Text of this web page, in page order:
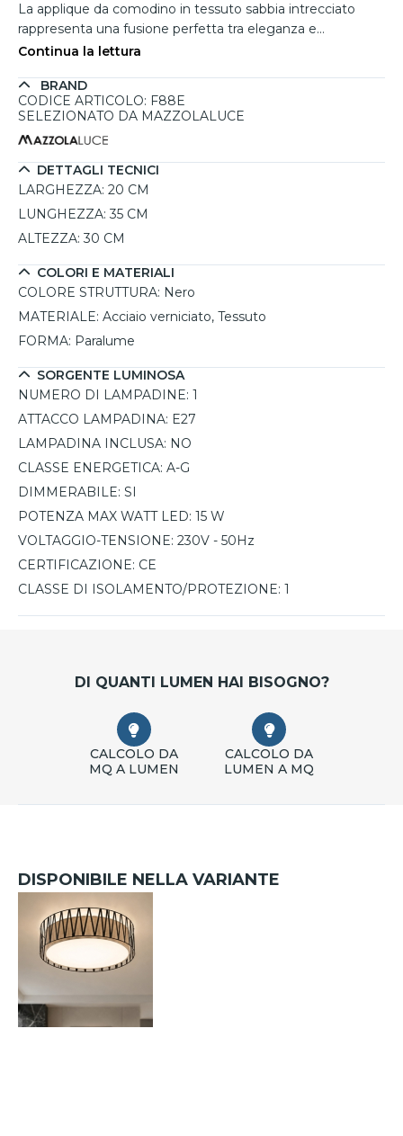
La applique da comodino in tessuto sabbia intrecciato
rappresenta una fusione perfetta tra eleganza e
funzionalità, ideale per arricchire l’atmosfera della camera
questa lampada svela un paralume in tessuto che gioca
con tonalità sabbia, portando una sensazione di calore e
dal boho al moderno, rendendola un complemento
d’arredo capace di adattarsi a diverse ambientazioni.
Grazie alla possibilità di utilizzare una lampadina E27 (non
inclusa), l’utente ha la libertà di scegliere l’intensità e la
protezione IP20 la rende adatta per ambienti interni,
mentre il suo interruttore integrato offre comodità
nell'accensione. Perfetta per un comodino, offre
Continua la lettura
BRAND
CODICE ARTICOLO: F88E
SELEZIONATO DA MAZZOLALUCE
DETTAGLI TECNICI
LARGHEZZA: 20 CM
LUNGHEZZA: 35 CM
ALTEZZA: 30 CM
COLORI E MATERIALI
COLORE STRUTTURA: Nero
MATERIALE: Acciaio verniciato, Tessuto
FORMA: Paralume
SORGENTE LUMINOSA
NUMERO DI LAMPADINE: 1
ATTACCO LAMPADINA: E27
LAMPADINA INCLUSA: NO
CLASSE ENERGETICA: A-G
DIMMERABILE: SI
POTENZA MAX WATT LED: 15 W
VOLTAGGIO-TENSIONE: 230V - 50Hz
CERTIFICAZIONE: CE
CLASSE DI ISOLAMENTO/PROTEZIONE: 1
DI QUANTI LUMEN HAI BISOGNO?
CALCOLO DA
MQ A LUMEN
CALCOLO DA
LUMEN A MQ
DISPONIBILE NELLA VARIANTE